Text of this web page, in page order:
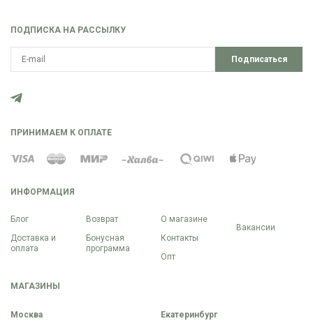
ИНФОРМАЦИЯ
Блог
Доставка и
оплата
Возврат
Бонусная
программа
О магазине
Контакты
Опт
Вакансии
МАГАЗИНЫ
Москва Екатеринбург
ПОДПИСКА НА РАССЫЛКУ
Подписаться
ПРИНИМАЕМ К ОПЛАТЕ